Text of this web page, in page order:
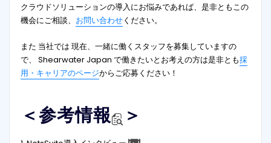
クラウドソリューションの導入にお悩みであれば、是非ともこの
機会にご相談、 お問い合わせください。
また 当社では 現在、一緒に働くスタッフを募集していますの
で、 Shearwater Japan で働きたいとお考えの方は是非とも採
用・キャリアのページからご応募ください！
＜参考情報 ＞